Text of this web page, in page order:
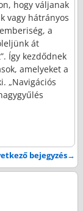
hogy váljanak
vagy hátrányos
a
át
Így kezdődnek
amelyeket a
„Navigációs
bejegyzés→